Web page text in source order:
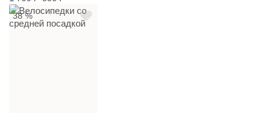
38 %